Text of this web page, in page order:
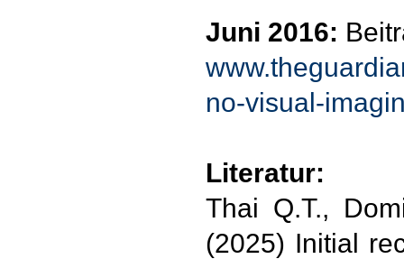
Juni 2016:
no-visual-
Literatur:
Thai Q.T.,
(2025) Initial